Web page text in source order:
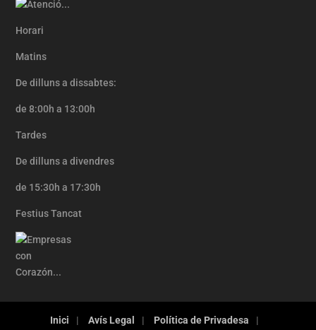
Horari
Matins
De dilluns a dissabtes:
de 8:00h a 13:00h
Tardes
De dilluns a divendres
de 15:30h a 17:30h
Festius Tancat
Inici Avís Legal Política de Privadesa